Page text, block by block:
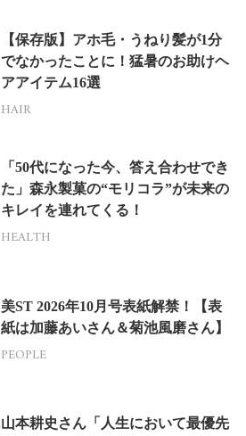
【保存版】アホ毛・うねり髪が1分
でなかったことに！猛暑のお助けヘ
アアイテム16選
HAIR
「50代になった今、答え合わせでき
た」森永製菓の“モリコラ”が未来の
キレイを連れてくる！
HEALTH
美ST 2026年10月号表紙解禁！【表
紙は加藤あいさん＆菊池風磨さん】
PEOPLE
山本耕史さん「人生において最優先